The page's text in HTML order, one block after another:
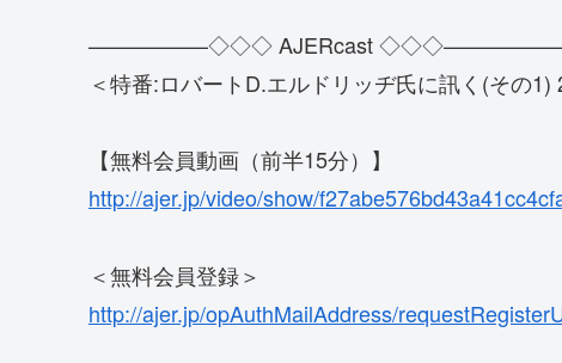
—————–◇◇◇ AJERcast ◇◇◇—————–
＜特番:ロバートD.エルドリッヂ氏に訊く(その1)
【無料会員動画（前半15分）】
http://ajer.jp/video/show/
＜無料会員登録＞
http://ajer.jp/opAuthMailAddress/